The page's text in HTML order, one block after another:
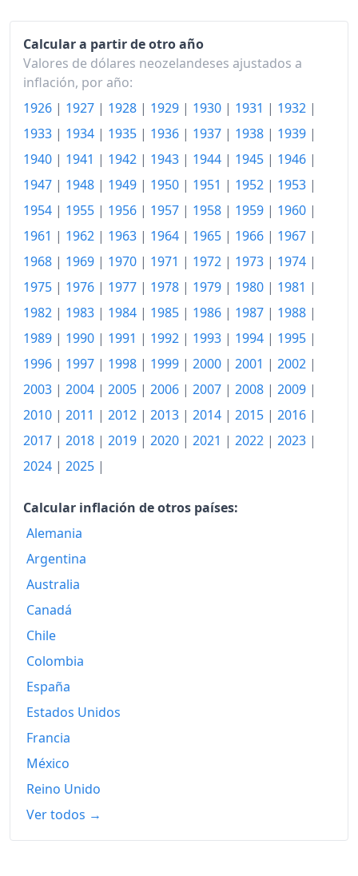
Calcular a partir de otro año
Valores de dólares neozelandeses ajustados a
inflación, por año:
1926 | 1927 | 1928 | 1929 | 1930 | 1931 | 1932 |
1933 | 1934 | 1935 | 1936 | 1937 | 1938 | 1939 |
1940 | 1941 | 1942 | 1943 | 1944 | 1945 | 1946 |
1947 | 1948 | 1949 | 1950 | 1951 | 1952 | 1953 |
1954 | 1955 | 1956 | 1957 | 1958 | 1959 | 1960 |
1961 | 1962 | 1963 | 1964 | 1965 | 1966 | 1967 |
1968 | 1969 | 1970 | 1971 | 1972 | 1973 | 1974 |
1975 | 1976 | 1977 | 1978 | 1979 | 1980 | 1981 |
1982 | 1983 | 1984 | 1985 | 1986 | 1987 | 1988 |
1989 | 1990 | 1991 | 1992 | 1993 | 1994 | 1995 |
1996 | 1997 | 1998 | 1999 | 2000 | 2001 | 2002 |
2003 | 2004 | 2005 | 2006 | 2007 | 2008 | 2009 |
2010 | 2011 | 2012 | 2013 | 2014 | 2015 | 2016 |
2017 | 2018 | 2019 | 2020 | 2021 | 2022 | 2023 |
2024 | 2025 |
Calcular inflación de otros países:
Alemania
Argentina
Australia
Canadá
Chile
Colombia
España
Estados Unidos
Francia
México
Reino Unido
Ver todos →